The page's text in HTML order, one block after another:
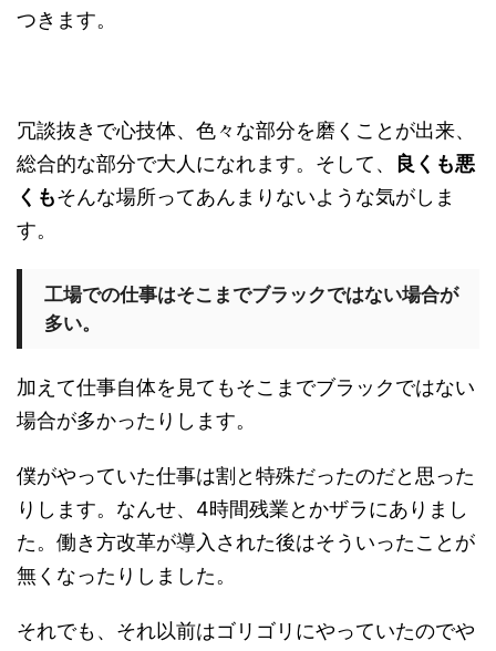
つきます。
冗談抜きで心技体、色々な部分を磨くことが出来、
総合的な部分で大人になれます。そして、
良くも悪
くもそんな場所ってあんまりないような気がしま
す。
工場での仕事はそこまでブラックではない場合が
多い。
加えて仕事自体を見てもそこまでブラックではない
場合が多かったりします。
僕がやっていた仕事は割と特殊だったのだと思った
りします。なんせ、4時間残業とかザラにありまし
た。働き方改革が導入された後はそういったことが
無くなったりしました。
それでも、それ以前はゴリゴリにやっていたのでや